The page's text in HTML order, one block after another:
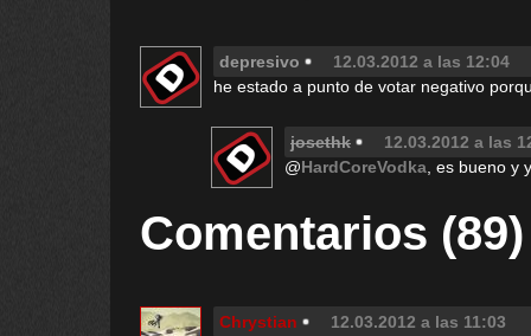
depresivo
12.03.2012 a las 12:04
he estado a punto de votar negativo
josethk
12.03.2012 a las
@HardCoreVodka , es bueno y
Comentarios (89)
Chrystian
12.03.2012 a las 11:03